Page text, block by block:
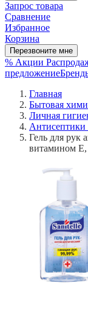
Запрос товара
Сравнение
Избранное
Корзина
Перезвоните мне
% Акции
предложение
Главная
Бытовая
Личная
Гель для рук
витамином Е,